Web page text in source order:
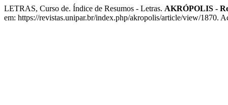
LETRAS, Curso de. Índice de Resumos - Letras. AKRÓPOLIS -
em: https://revistas.unipar.br/index.php/akropolis/article/view/1870.